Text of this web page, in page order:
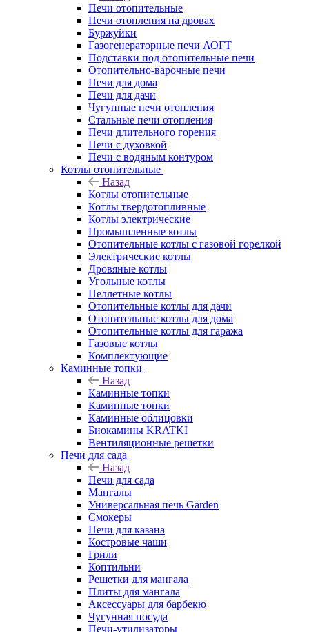
Печи отопительные
Печи отопления на дровах
Буржуйки
Газогенераторные печи АОГТ
Подставки под отопительные печи
Отопительно-варочные печи
Печи для дома
Печи для дачи
Чугунные печи отопления
Стальные печи отопления
Печи длительного горения
Печи с духовкой
Печи с водяным контуром
Котлы отопительные
Назад
Котлы отопительные
Котлы твердотопливные
Котлы электрические
Промышленные котлы
Отопительные котлы с газовой горелкой
Электрические котлы
Дровяные котлы
Угольные котлы
Пеллетные котлы
Отопительные котлы для дачи
Отопительные котлы для дома
Отопительные котлы для гаража
Газовые котлы
Комплектующие
Каминные топки
Назад
Каминные топки
Каминные топки
Каминные облицовки
Биокамины KRATKI
Вентиляционные решетки
Печи для сада
Назад
Печи для сада
Мангалы
Универсальная печь Garden
Смокеры
Печи для казана
Костровые чаши
Грили
Коптильни
Решетки для мангала
Плиты для мангала
Аксессуары для барбекю
Чугунная посуда
Печи-утилизаторы